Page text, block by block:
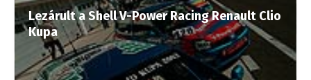
Lezárult a Shell V-Power Racing Renault Clio
Kupa